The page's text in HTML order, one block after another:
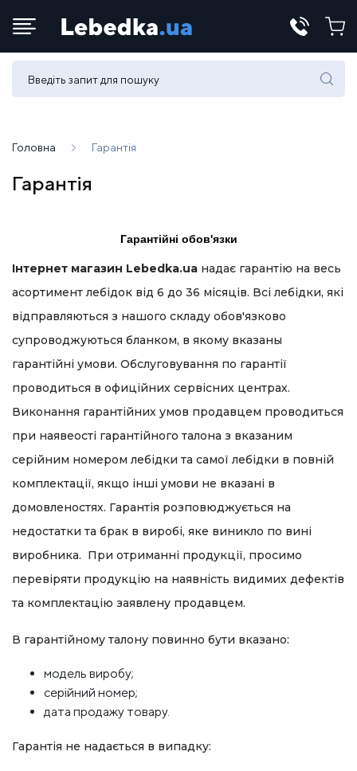
Телефони:
(067) 430 82-15
Головна Гарантія
Гарантія
Гарантійні обов'язки
Інтернет магазин Lebedka.ua надає гарантію на весь
асортимент лебідок від 6 до 36 місяців. Всі лебідки, які
відправляються з нашого складу обов'язково
супроводжуються бланком, в якому вказаны
гарантійні умови. Обслуговування по гарантії
проводиться в офиційних сервісних центрах.
Виконання гарантійних умов продавцем проводиться
при наявеості гарантійного талона з вказаним
серійним номером лебідки та самої лебідки в повній
комплектації, якщо інші умови не вказані в
домовленостях. Гарантія розповюджується на
недостатки та брак в виробі, яке виникло по вині
виробника. При отриманні продукції, просимо
перевіряти продукцію на наявність видимих дефектів
та комплектацію заявлену продавцем.
В гарантійному талону повинно бути вказано:
модель виробу;
серійний номер;
дата продажу товару.
Гарантія не надається в випадку: